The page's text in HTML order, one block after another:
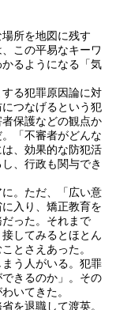
所を地図に残す
この平易なキーワ
るようになる「気
る犯罪原因論に対
つなげるという犯
保護などの観点か
「不審者がどんな
、効果的な防犯活
、行政も関与でき
。ただ、「広い意
入り、矯正教育を
った。それまで
してみるとほとん
とさえあった。
まう人がいる。犯罪
きるのか」。その
いてきた。
を退職して渡英。